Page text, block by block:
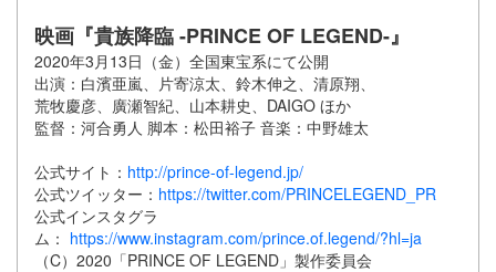
映画『貴族降臨 -PRINCE OF LEGEND-』
2020年3月13日（金）全国東宝系にて公開
出演：白濱亜嵐、片寄涼太、鈴木伸之、清原翔、
荒牧慶彦、廣瀬智紀、山本耕史、DAIGO ほか
監督：河合勇人 脚本：松田裕子 音楽：中野雄太
公式サイト： http://prince-of-legend.jp/
公式ツイッター： https://twitter.com/PRINCELEGEND_PR
公式インスタグラ
ム： https://www.instagram.com/prince.of.legend/?hl=ja
（C）2020「PRINCE OF LEGEND」製作委員会